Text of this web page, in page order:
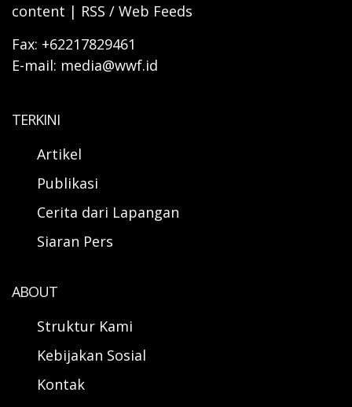
content | RSS / Web Feeds
Fax: +62217829461
E-mail: media@wwf.id
TERKINI
Artikel
Publikasi
Cerita dari Lapangan
Siaran Pers
ABOUT
Struktur Kami
Kebijakan Sosial
Kontak